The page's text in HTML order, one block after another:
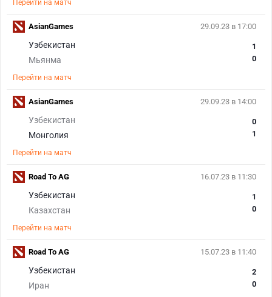
Перейти на матч
29.09.23 в 17:00
Узбекистан
Мьянма
1
0
Перейти на матч
AsianGames
29.09.23 в 14:00
Узбекистан
Монголия
0
1
Перейти на матч
AsianGames
16.07.23 в 11:30
Узбекистан
Казахстан
1
0
Перейти на матч
Road To AG
15.07.23 в 11:40
Узбекистан
Иран
2
0
Road To AG